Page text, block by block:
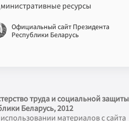
ресурсы
Официальный сайт Президента
Республики Беларусь
труда и социальной защиты
Беларусь, 2012
материалов с сайта